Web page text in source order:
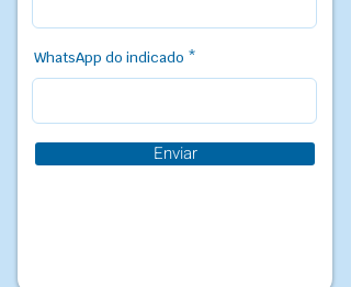
WhatsApp do indicado
Enviar